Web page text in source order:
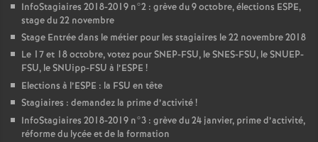
InfoStagiaires 2018-2019 n°2 : grève du 9 octobre, élections ESPE,
stage du 22 novembre
Stage Entrée dans le métier pour les stagiaires le 22 novembre 2018
Le 17 et 18 octobre, votez pourSNEP-FSU, leSNES-FSU, leSNUEP-
FSU, le SNUipp-FSU à l’ESPE !
Elections à l’ESPE : la FSU en tête
Stagiaires : demandez la prime d’activité!
InfoStagiaires 2018-2019 n°3 : grève du 24 janvier, prime d’activité,
réforme du lycée et de la formation